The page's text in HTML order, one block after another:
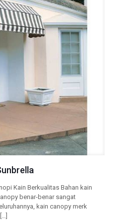
Kain Berkualitas Bahan kain
benar-benar sangat
kain canopy merk